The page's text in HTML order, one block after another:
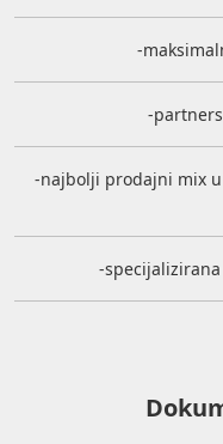
-
-
-najbolji prodajni mix
-